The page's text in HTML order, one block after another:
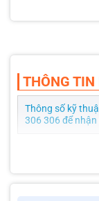
THÔNG TIN
Thông số kỹ
306 306 để